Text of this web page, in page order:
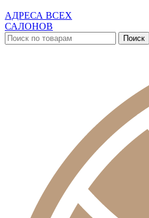
АДРЕСА ВСЕХ
САЛОНОВ